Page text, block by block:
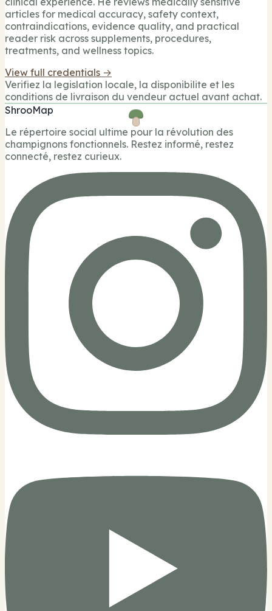
articles for medical accuracy, safety context,
contraindications, evidence quality, and practical
reader risk across supplements, procedures,
treatments, and wellness topics.
View full credentials →
Verifiez la legislation locale, la disponibilite et les
conditions de livraison du vendeur actuel avant achat.
ShrooMap
Le répertoire social ultime pour la révolution des
champignons fonctionnels. Restez informé, restez
connecté, restez curieux.